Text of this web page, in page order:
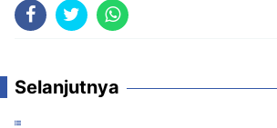
Selanjutnya